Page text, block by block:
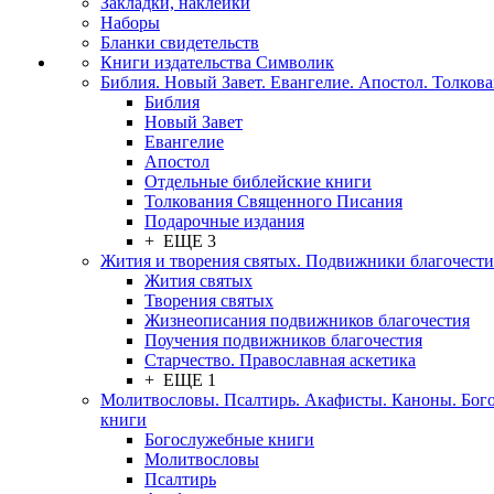
Наборы
Бланки свидетельств
Книги издательства Символик
Библия. Новый Завет. Евангелие. Апостол.
Библия
Новый Завет
Евангелие
Апостол
Отдельные библейские книги
Толкования Священного Писания
Подарочные издания
+ ЕЩЕ 3
Жития и творения святых. Подвижники
Жития святых
Творения святых
Жизнеописания подвижников благочестия
Поучения подвижников благочестия
Старчество. Православная аскетика
+ ЕЩЕ 1
Молитвословы. Псалтирь. Акафисты. Каноны.
книги
Богослужебные книги
Молитвословы
Псалтирь